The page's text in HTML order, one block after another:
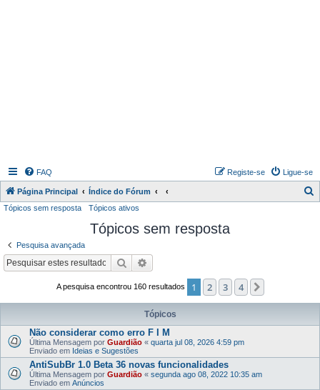
FAQ Ligue-se
Registe-se
Página Principal Índice do Fórum
r
Tópicos sem resposta Tópicos ativos
Tópicos sem resposta
Pesquisa avançada
Pesquisar
A pesquisa encontrou 160 resultados 1 2 3 4
Tópicos
Não considerar como erro F I M
Última Mensagem por Guardião « quarta jul 08, 2026 4:59 pm
Enviado em Ideias e Sugestões
AntiSubBr 1.0 Beta 36 novas funcionalidades
Última Mensagem por Guardião « segunda ago 08, 2022 10:35 am
Enviado em Anúncios